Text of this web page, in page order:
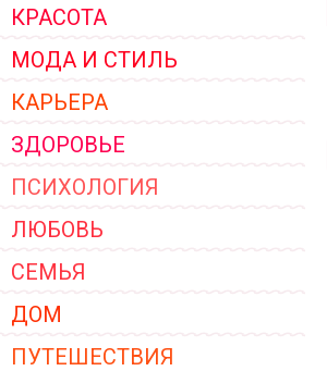
ГЛАВНЫЕ ТРЕНДЫ ВЕРХНЕЙ
ЖЕНСКОЙ ОДЕЖДЫ 2026
КРАСОТА
МОДА И СТИЛЬ
КАРЬЕРА
ЗДОРОВЬЕ
ПСИХОЛОГИЯ
ЛЮБОВЬ
СЕМЬЯ
ДОМ
ПУТЕШЕСТВИЯ